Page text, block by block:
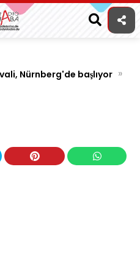
Nürnberg'de başlıyor »